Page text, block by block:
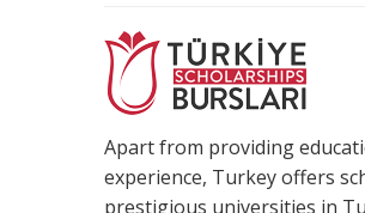
Apart from providing
experience, Turkey offers
prestigious universities in